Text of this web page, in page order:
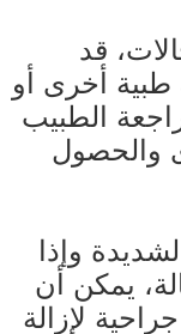
قد
أخرى أو
الطبيب
والحصول
وإذا
يمكن أن
لإزالة